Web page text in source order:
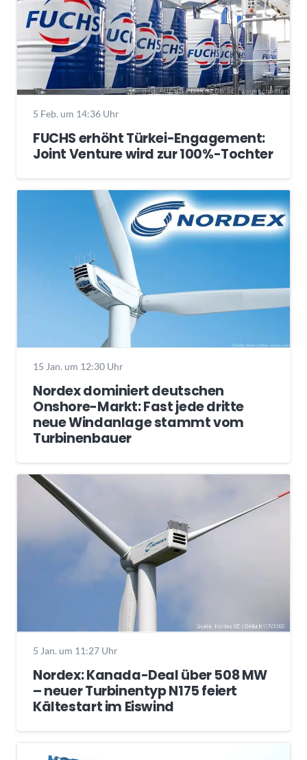
5 Feb. um 14:36 Uhr
FUCHS erhöht Türkei-Engagement:
Joint Venture wird zur 100%-Tochter
15 Jan. um 12:30 Uhr
Nordex dominiert deutschen
Onshore-Markt: Fast jede dritte
neue Windanlage stammt vom
Turbinenbauer
5 Jan. um 11:27 Uhr
Nordex: Kanada-Deal über 508 MW
– neuer Turbinentyp N175 feiert
Kältestart im Eiswind